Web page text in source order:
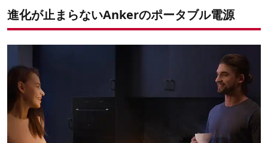
【20%OFF】Anker PowerHouse 200
進化が止まらないAnkerのポータブル電源